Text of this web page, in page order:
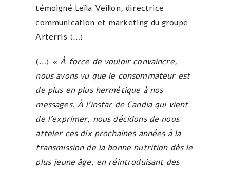
témoigné Leïla Veillon, directrice
communication et marketing du groupe
Arterris (…)
(…) « À force de vouloir convaincre,
nous avons vu que le consommateur est
de plus en plus hermétique à nos
messages. À l’instar de Candia qui vient
de l’exprimer, nous décidons de nous
atteler ces dix prochaines années à la
transmission de la bonne nutrition dès le
plus jeune âge, en réintroduisant des